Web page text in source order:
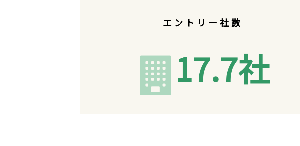
エントリー社数
17.7社